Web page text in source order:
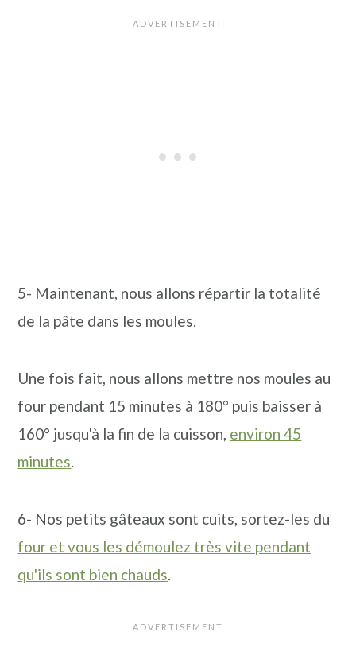
5- Maintenant, nous allons répartir la totalité
de la pâte dans les moules.
Une fois fait, nous allons mettre nos moules au
four pendant 15 minutes à 180° puis baisser à
160° jusqu'à la fin de la cuisson, environ 45
minutes.
6- Nos petits gâteaux sont cuits, sortez-les du
four et vous les démoulez très vite pendant
qu'ils sont bien chauds.